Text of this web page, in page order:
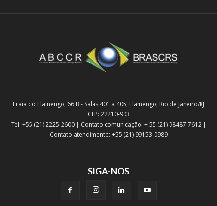
Praia do Flamengo, 66 B - Salas 401 a 405, Flamengo, Rio de Janeiro/RJ
CEP: 22210-903
Tel: +55 (21) 2225-2600 | Contato comunicação: + 55 (21) 98487-7612 |
Contato atendimento: +55 (21) 99153-0989
SIGA-NOS